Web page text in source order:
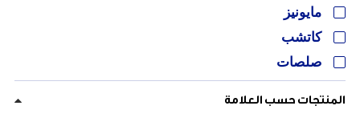
مايونيز
كاتشب
صلصات
المنتجات حسب العلامة